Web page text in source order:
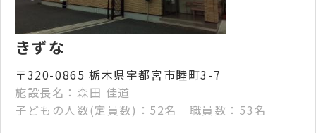
きずな
〒320-0865 栃木県宇都宮市睦町3-7
施設長名：森田 佳道
子どもの人数(定員数)：52名 職員数：53名